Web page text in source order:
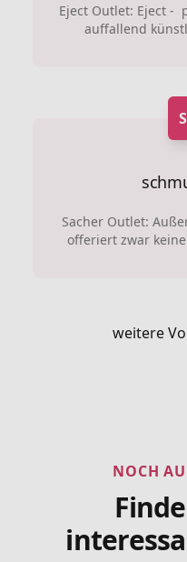
Eject Outlet: Eject -
auffallend
Sacher Outlet:
offeriert zwar
weitere
NOCH